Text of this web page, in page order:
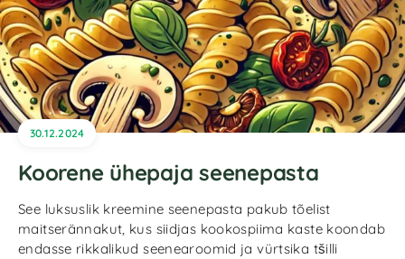
30.12.2024
Koorene ühepaja seenepasta
See luksuslik kreemine seenepasta pakub tõelist
maitserännakut, kus siidjas kookospiima kaste koondab
endasse rikkalikud seenearoomid ja vürtsika tšilli